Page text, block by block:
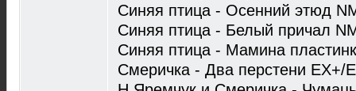
Синяя птица - Осенний этюд
Синяя птица - Белый причал
Синяя птица - Мамина
Cмеричка - Два перстени EX+/